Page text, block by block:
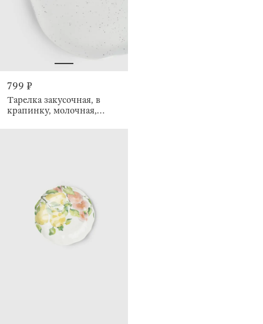
799 ₽
Тарелка закусочная, в
крапинку, молочная,